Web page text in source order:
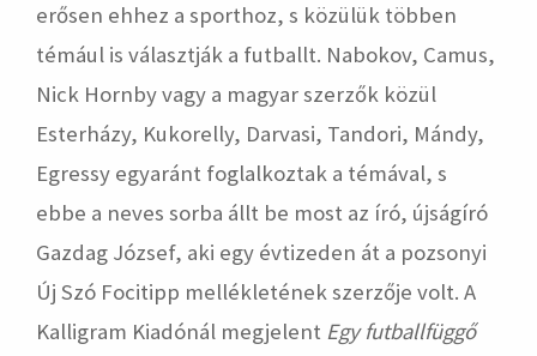
erősen ehhez a sporthoz, s közülük többen
témául is választják a futballt. Nabokov, Camus,
Nick Hornby vagy a magyar szerzők közül
Esterházy, Kukorelly, Darvasi, Tandori, Mándy,
Egressy egyaránt foglalkoztak a témával, s
ebbe a neves sorba állt be most az író, újságíró
Gazdag József, aki egy évtizeden át a pozsonyi
Új Szó Focitipp mellékletének szerzője volt. A
Kalligram Kiadónál megjelent Egy futballfüggő